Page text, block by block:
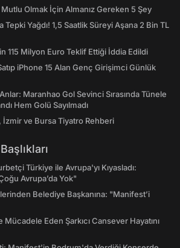
Olmak İçin Almanız Gereken 5 Şey
Yağdı! 1,5 Saatlik Süreyi Aşana 2 Bin TL
115 Milyon Euro Teklif Ettiği İddia Edildi
iPhone 15 Alan Genç Girişimci Günlük
Maranhao Gol Sevinci Sırasında Tünele
Hem Golü Sayılmadı
İzmir ve Bursa Tiyatro Rehberi
Türkiye ile Avrupa'yı Kıyasladı:
Avrupa’da Yok"
Belediye Başkanına: "Manifest’i
Eden Şarkıcı Cansever Hayatını